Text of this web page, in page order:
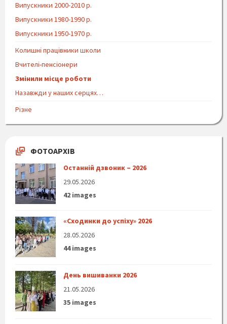
Випускники 2000-2010 р.
Випускники 1980-1990 р.
Випускники 1950-1970 р.
Колишні працівники школи
Вчителі-пенсіонери
Змінили місце роботи
Назавжди у наших серцях…
Різне
ФОТОАРХІВ
Останній дзвоник – 2026
29.05.2026
42 images
«Сходинки до успіху» 2026
28.05.2026
44 images
День вишиванки 2026
21.05.2026
35 images